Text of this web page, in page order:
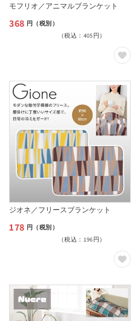
モフリオ／アニマルブランケット
通
368 円（税別）
（税込：405円）
ジオネ／フリースブランケット
通
178 円（税別）
（税込：196円）